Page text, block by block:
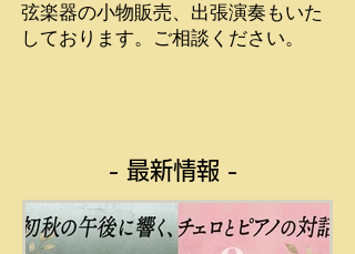
弦楽器の小物販売、出張演奏もいた
しております。ご相談ください。
- 最新情報 -​